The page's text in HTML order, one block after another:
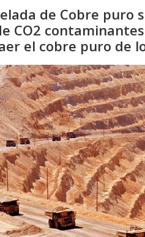
de Cobre puro
CO2
el cobre puro de